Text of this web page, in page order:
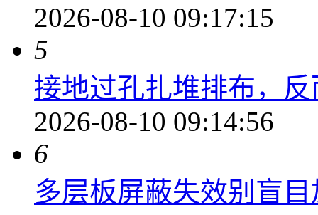
2026-08-10 09:17:15
5
接地过孔扎堆排布，
2026-08-10 09:14:56
6
多层板屏蔽失效别盲